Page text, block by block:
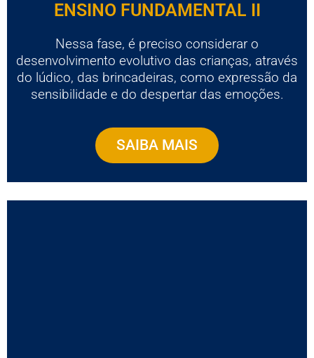
ENSINO FUNDAMENTAL II
Nessa fase, é preciso considerar o
desenvolvimento evolutivo das crianças, através
do lúdico, das brincadeiras, como expressão da
sensibilidade e do despertar das emoções.
SAIBA MAIS